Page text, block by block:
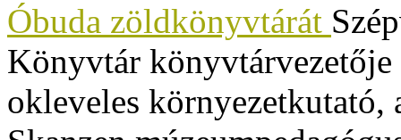
Óbuda zöldkönyvtárát
Könyvtár könyvtárvezetője
okleveles környezetkutató,